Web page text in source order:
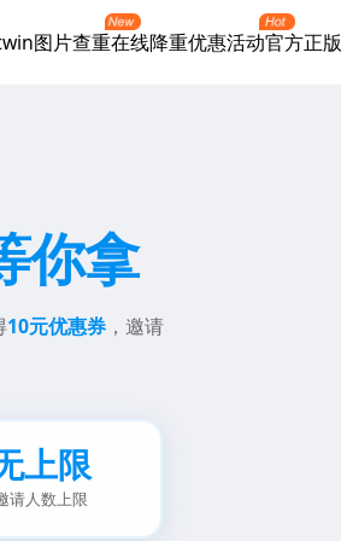
图片查重在线降重优惠活动官方正版
你拿
10元优惠券 ，邀请
上限
请人数上限